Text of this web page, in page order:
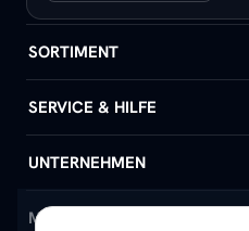
SORTIMENT
Badheizkörper
Handtuchheizkörper
Design-Heizkörper
SERVICE & HILFE
Hilfe & Kontakt
Versand & Lieferung
UNTERNEHMEN
Wir über uns
MEIN KONTO